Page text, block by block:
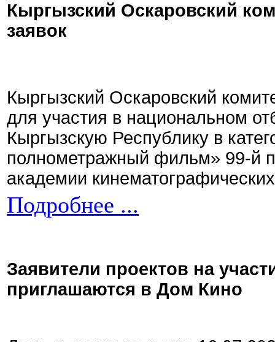
Кыргызский Оскаровский
заявок
Кыргызский Оскаровский
для участия в национальном
Кыргызскую Республику в
полнометражный фильм» 99-й
академии
Подробнее ...
Заявители проектов на
приглашаются в Дом Кино